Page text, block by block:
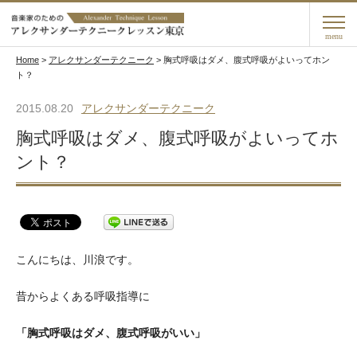
menu
Home > アレクサンダーテクニーク > 胸式呼吸はダメ、腹式呼吸がよいってホン
ト？
2015.08.20 アレクサンダーテクニーク
胸式呼吸はダメ、腹式呼吸がよいってホ
ント？
こんにちは、川浪です。
昔からよくある呼吸指導に
「胸式呼吸はダメ、腹式呼吸がいい」